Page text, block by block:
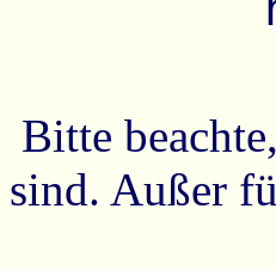
Bitte
sind. Außer